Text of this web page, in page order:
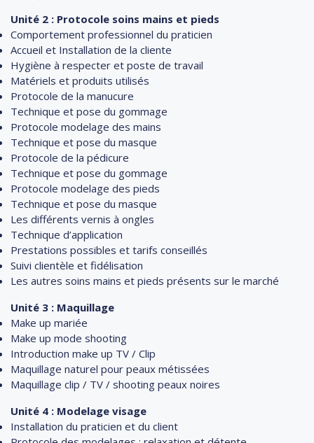
Unité 2 : Protocole soins mains et pieds
Comportement professionnel du praticien
Accueil et Installation de la cliente
Hygiène à respecter et poste de travail
Matériels et produits utilisés
Protocole de la manucure
Technique et pose du gommage
Protocole modelage des mains
Technique et pose du masque
Protocole de la pédicure
Technique et pose du gommage
Protocole modelage des pieds
Technique et pose du masque
Les différents vernis à ongles
Technique d’application
Prestations possibles et tarifs conseillés
Suivi clientèle et fidélisation
Les autres soins mains et pieds présents sur le marché
Unité 3 : Maquillage
Make up mariée
Make up mode shooting
Introduction make up TV / Clip
Maquillage naturel pour peaux métissées
Maquillage clip / TV / shooting peaux noires
Unité 4 : Modelage visage
Installation du praticien et du client